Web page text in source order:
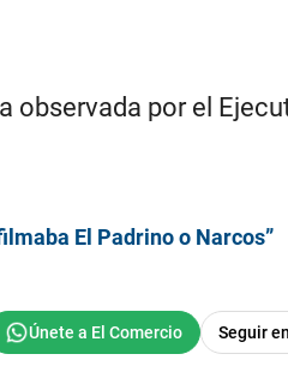
por el
El Padrino o Narcos”
Seguir en